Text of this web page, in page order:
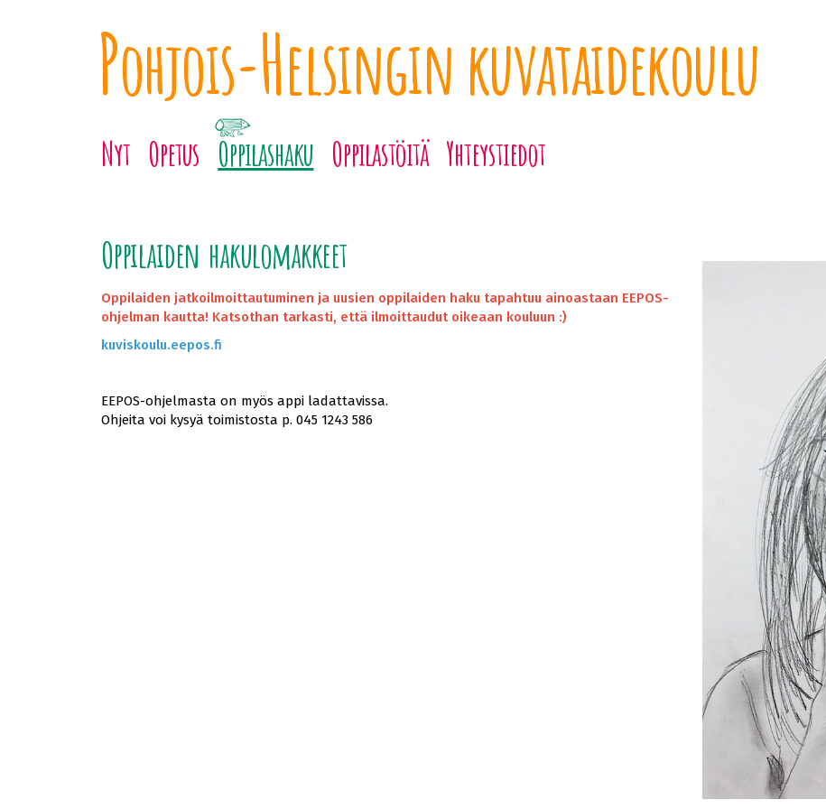
Pohjois-Helsingin kuvataidekoulu
Nyt Opetus Oppilashaku Oppilastöitä Yhteystiedot
Oppilaiden hakulomakkeet
Oppilaiden jatkoilmoittautuminen ja uusien oppilaiden haku tapahtuu ainoastaan EEPOS-
ohjelman kautta! Katsothan tarkasti, että ilmoittaudut oikeaan kouluun :)
kuviskoulu.eepos.fi
EEPOS-ohjelmasta on myös appi ladattavissa.
Ohjeita voi kysyä toimistosta p. 045 1243 586